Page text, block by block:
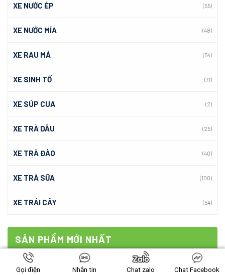
XE NƯỚC ÉP (55)
XE NƯỚC MÍA (48)
XE RAU MÁ (54)
XE SINH TỐ (71)
XE SÚP CUA (2)
XE TRÀ DÂU (25)
XE TRÀ ĐÀO (40)
XE TRÀ SỮA (100)
XE TRÁI CÂY (54)
SẢN PHẨM MỚI NHẤT
Tủ cơm tấm 1M2x1M2x1M
Gọi điện Nhắn tin Chat zalo Chat Facebook